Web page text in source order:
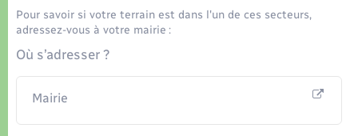
Voirie et espace public
Pour savoir si votre terrain est dans l'un de ces secteurs,
adressez-vous à votre mairie :
Où s’adresser ?
Mairie